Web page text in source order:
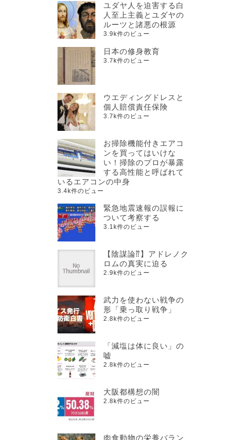
ユダヤ人を迫害する白
人至上主義とユダヤの
ルーツと諸悪の根源
3.9k件のビュー
日本の修身教育
3.7k件のビュー
ウエディングドレスと
個人賠償責任保険
3.7k件のビュー
お掃除機能付きエアコ
ンを買ってはいけな
い！掃除のプロが暴露
する高性能と呼ばれて
いるエアコンの中身
3.4k件のビュー
緊急地震速報の誤報に
ついて考察する
3.1k件のビュー
【陰謀論⁇】アドレノク
ロムの真実に迫る
2.9k件のビュー
武力を使わない戦争の
形「乗っ取り戦争」
2.8k件のビュー
「減塩は体に良い」の
嘘
2.8k件のビュー
大阪都構想の闇
2.8k件のビュー
肉食動物の栄養バラン